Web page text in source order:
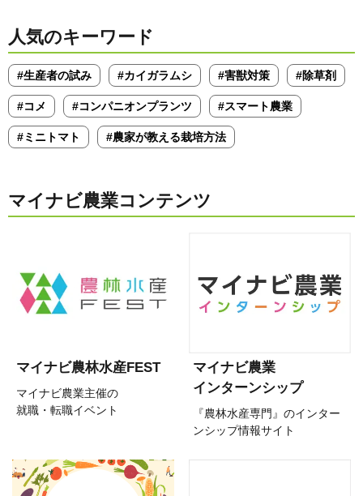
人気のキーワード
#生産者の試み #カイガラムシ #害獣対策 #除草剤
#コメ #コンパニオンプランツ #スマート農業
#ミニトマト #農家が教える栽培方法
マイナビ農業コンテンツ
マイナビ農林水産FEST
マイナビ農業主催の
就職・転職イベント
マイナビ農業
インターンシップ
『農林水産専門』のインター
ンシップ情報サイト